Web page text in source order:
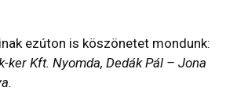
ezúton is köszönetet mondunk:
ker Kft. Nyomda, Dedák Pál – Jona